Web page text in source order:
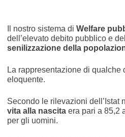
Il nostro sistema di Welfare
dell’elevato debito pubblico e
senilizzazione della
La rappresentazione di qualche
eloquente.
Secondo le rilevazioni dell’Istat
vita alla nascitaera pari a 85,2
per gli uomini.